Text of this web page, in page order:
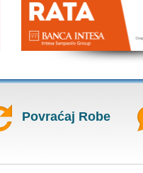
Povraćaj Robe